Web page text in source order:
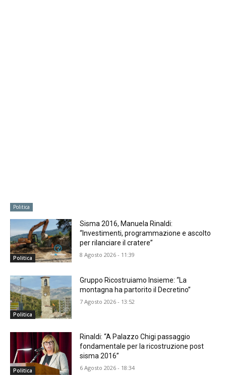
Politica
Politica
Sisma 2016, Manuela Rinaldi:
“Investimenti, programmazione e ascolto
per rilanciare il cratere”
8 Agosto 2026 - 11:39
Politica
Gruppo Ricostruiamo Insieme: “La
montagna ha partorito il Decretino”
7 Agosto 2026 - 13:52
Politica
Rinaldi: “A Palazzo Chigi passaggio
fondamentale per la ricostruzione post
sisma 2016”
6 Agosto 2026 - 18:34